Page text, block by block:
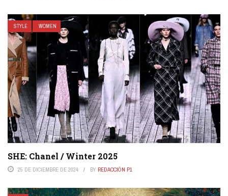
STYLE WOMEN
SHE: Chanel / Winter 2025
25 DE DICIEMBRE DE 2024 BY REDACCIÓN P1